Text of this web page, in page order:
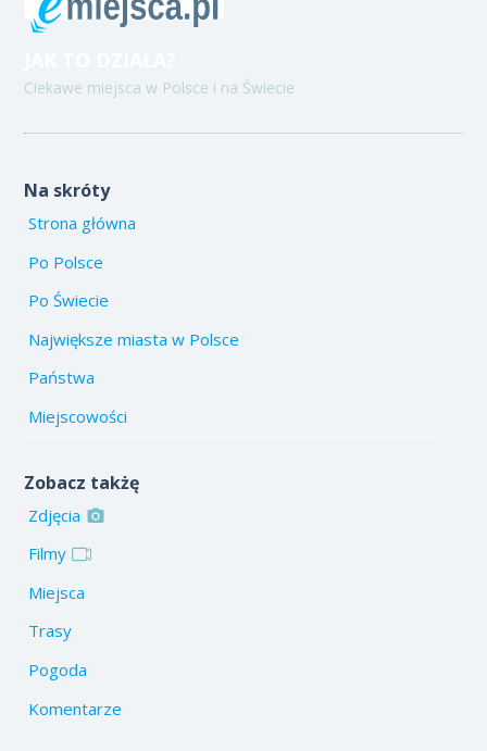
Ciekawe miejsca w Polsce i na Świecie
Na skróty
Strona główna
Po Polsce
Po Świecie
Największe miasta w Polsce
Państwa
Miejscowości
Zobacz takżę
Zdjęcia
Filmy
Miejsca
Trasy
Pogoda
Komentarze